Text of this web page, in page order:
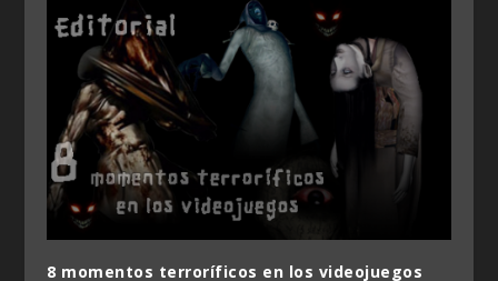
8 momentos terroríficos en los videojuegos